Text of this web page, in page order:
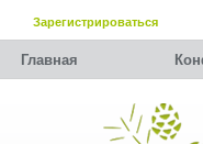
Зарегистрироваться
Главная